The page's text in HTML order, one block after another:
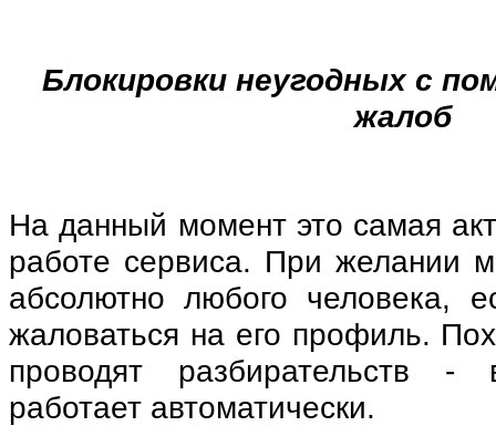
Блокировки неугодных с
жалоб
На данный момент это самая
работе сервиса. При желании
абсолютно любого человека,
жаловаться на его профиль.
проводят разбирательств -
работает автоматически.